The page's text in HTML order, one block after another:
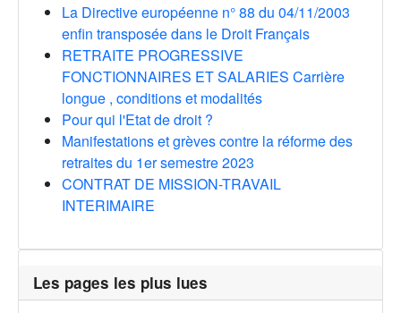
La Directive européenne n° 88 du 04/11/2003
enfin transposée dans le Droit Français
RETRAITE PROGRESSIVE
FONCTIONNAIRES ET SALARIES Carrière
longue , conditions et modalités
Pour qui l'Etat de droit ?
Manifestations et grèves contre la réforme des
retraites du 1er semestre 2023
CONTRAT DE MISSION-TRAVAIL
INTERIMAIRE
Les pages les plus lues